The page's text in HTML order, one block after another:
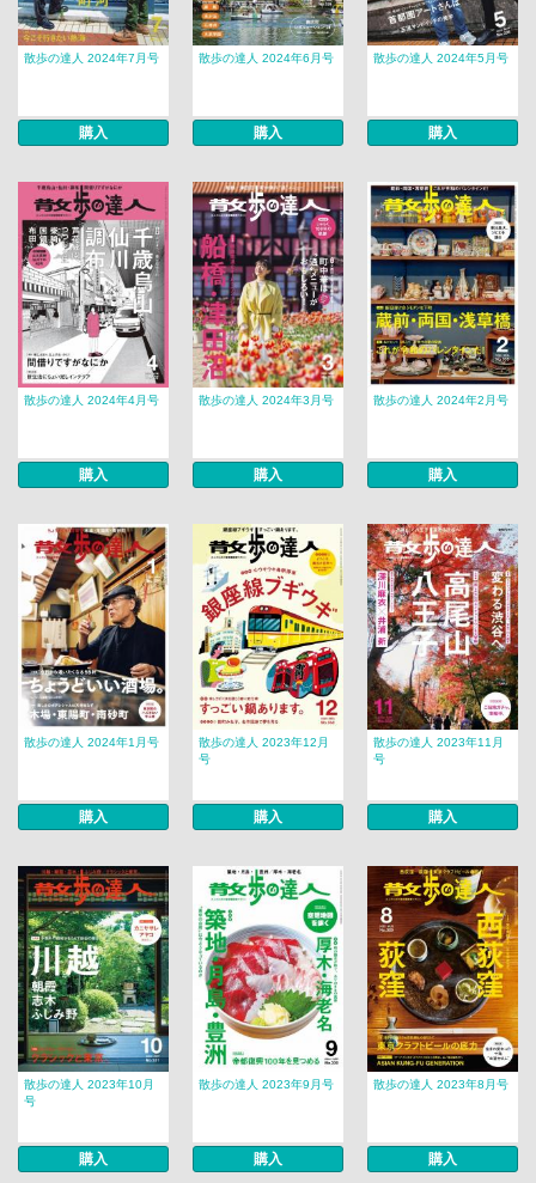
散歩の達人 2024年7月号
購入
散歩の達人 2024年6月号
購入
散歩の達人 2024年5月号
購入
散歩の達人 2024年4月号
購入
散歩の達人 2024年3月号
購入
散歩の達人 2024年2月号
購入
散歩の達人 2024年1月号
購入
散歩の達人 2023年12月
号
購入
散歩の達人 2023年11月
号
購入
散歩の達人 2023年10月
号
購入
散歩の達人 2023年9月号
購入
散歩の達人 2023年8月号
購入